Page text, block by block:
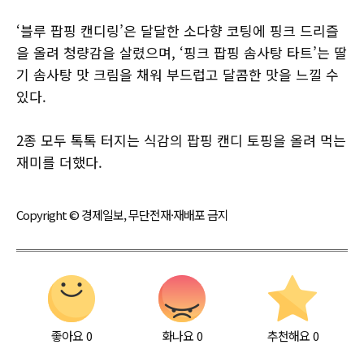
‘블루 팝핑 캔디링’은 달달한 소다향 코팅에 핑크 드리즐
을 올려 청량감을 살렸으며, ‘핑크 팝핑 솜사탕 타트’는 딸
기 솜사탕 맛 크림을 채워 부드럽고 달콤한 맛을 느낄 수
있다.
2종 모두 톡톡 터지는 식감의 팝핑 캔디 토핑을 올려 먹는
재미를 더했다.
Copyright © 경제일보, 무단전재·재배포 금지
좋아요0 화나요0 추천해요 0